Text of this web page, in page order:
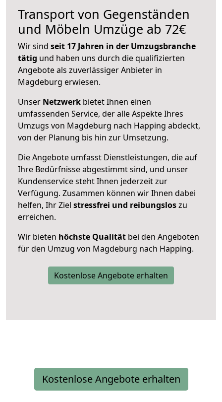
Transport von Gegenständen
und Möbeln Umzüge ab 72€
Wir sind seit 17 Jahren in der Umzugsbranche
tätig und haben uns durch die qualifizierten
Angebote als zuverlässiger Anbieter in
Magdeburg erwiesen.
Unser Netzwerk bietet Ihnen einen
umfassenden Service, der alle Aspekte Ihres
Umzugs von Magdeburg nach Happing abdeckt,
von der Planung bis hin zur Umsetzung.
Die Angebote umfasst Dienstleistungen, die auf
Ihre Bedürfnisse abgestimmt sind, und unser
Kundenservice steht Ihnen jederzeit zur
Verfügung. Zusammen können wir Ihnen dabei
helfen, Ihr Ziel stressfrei und reibungsloszu
erreichen.
Wir bieten höchste Qualität bei den Angeboten
für den Umzug von Magdeburg nach Happing.
Kostenlose Angebote erhalten
Kostenlose Angebote erhalten